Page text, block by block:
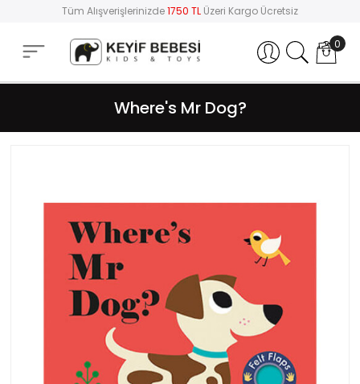
Tüm Alışverişlerinizde1750 TL Üzeri Kargo Ücretsiz
Hesabım 0
Where's Mr Dog?